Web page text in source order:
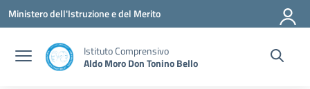
Vai ai contenuti
Vai al menu di navigazione
Vai al footer
Ministero dell'Istruzione e del Merito
Istituto Comprensivo
Aldo Moro Don Tonino Bello